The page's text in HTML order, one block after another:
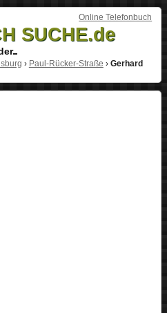
Online Telefonbuch
SUCHE.de
› Paul-Rücker-Straße › Gerhard